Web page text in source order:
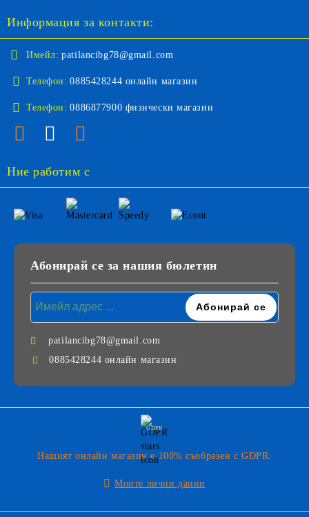
Информация за контакти:
Имейл: patilancibg78@gmail.com
Телефон: 0885428244 онлайн магазин
Телефон: 0886877900 физически магазин
Ние работим с
Абонирай се за нашия бюлетин
patilancibg78@gmail.com
0885428244 онлайн магазин
GDPR
Нашият онлайн магазин е 100% съобразен с GDPR.
Моите лични данни